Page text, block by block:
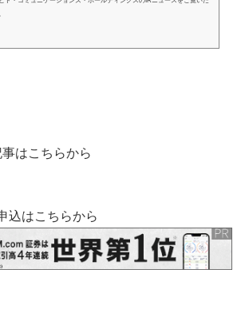
はこちらから
込はこちらから